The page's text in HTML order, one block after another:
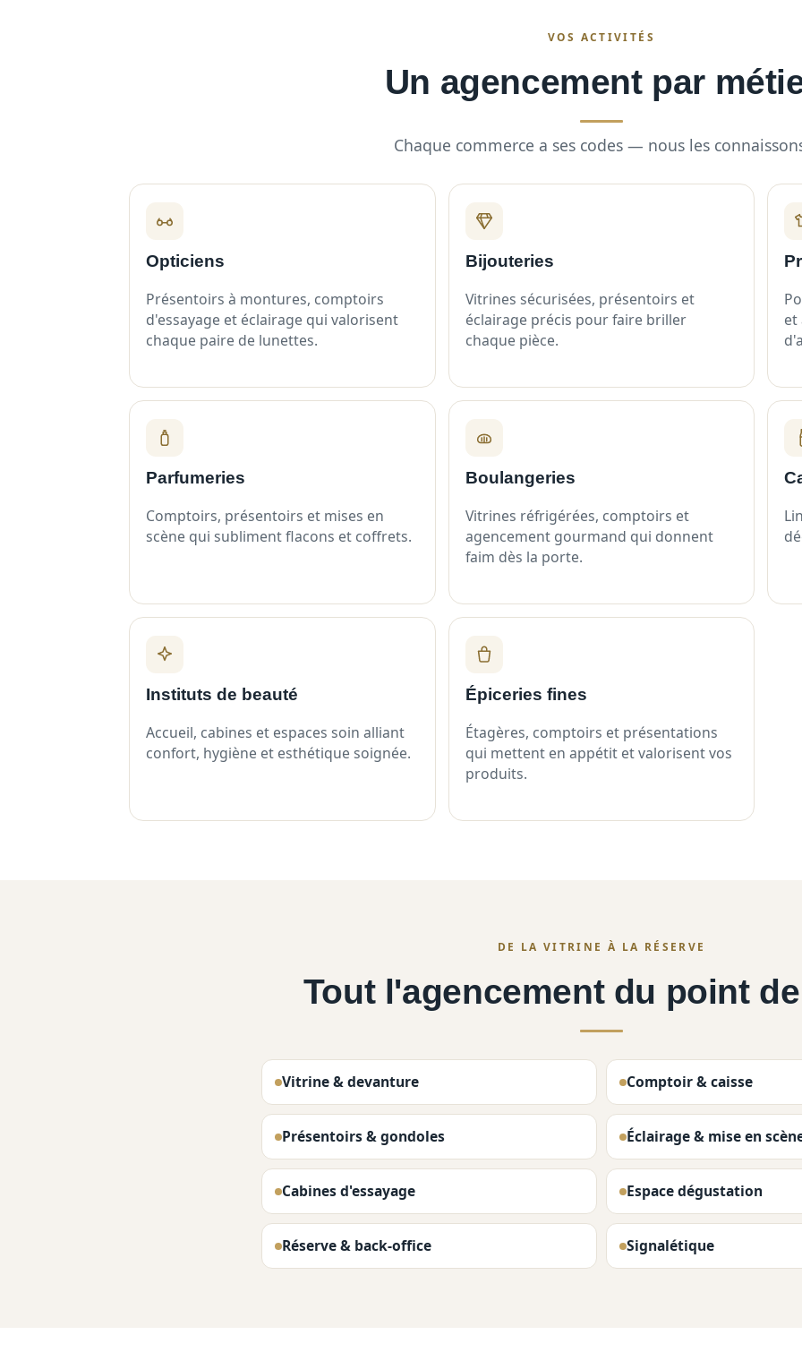
VOS ACTIVITÉS
Un agencement par
Chaque commerce a ses codes — nous les
Opticiens
Présentoirs à montures, comptoirs
d'essayage et éclairage qui valorisent
chaque paire de lunettes.
Bijouteries
Vitrines sécurisées, présentoirs et
éclairage précis pour faire briller
chaque pièce.
et
Parfumeries
Comptoirs, présentoirs et mises en
scène qui subliment flacons et coffrets.
Boulangeries
Vitrines réfrigérées, comptoirs et
agencement gourmand qui donnent
faim dès la porte.
Instituts de beauté
Accueil, cabines et espaces soin alliant
confort, hygiène et esthétique soignée.
Épiceries fines
Étagères, comptoirs et présentations
qui mettent en appétit et valorisent vos
produits.
DE LA VITRINE À LA RÉSERVE
Tout l'agencement du point
Vitrine & devanture Comptoir & caisse
Présentoirs & gondoles Éclairage & mise en
Cabines d'essayage Espace dégustation
Réserve & back-office Signalétique